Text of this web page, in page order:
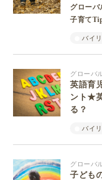
グローバ
子育て
バイ
グローバ
英語育
ント★
る？
バイ
グローバ
子ども